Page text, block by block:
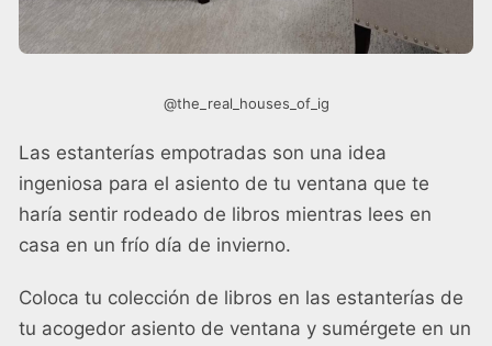
@the_real_houses_of_ig
Las estanterías empotradas son una idea
ingeniosa para el asiento de tu ventana que te
haría sentir rodeado de libros mientras lees en
casa en un frío día de invierno.
Coloca tu colección de libros en las estanterías de
tu acogedor asiento de ventana y sumérgete en un